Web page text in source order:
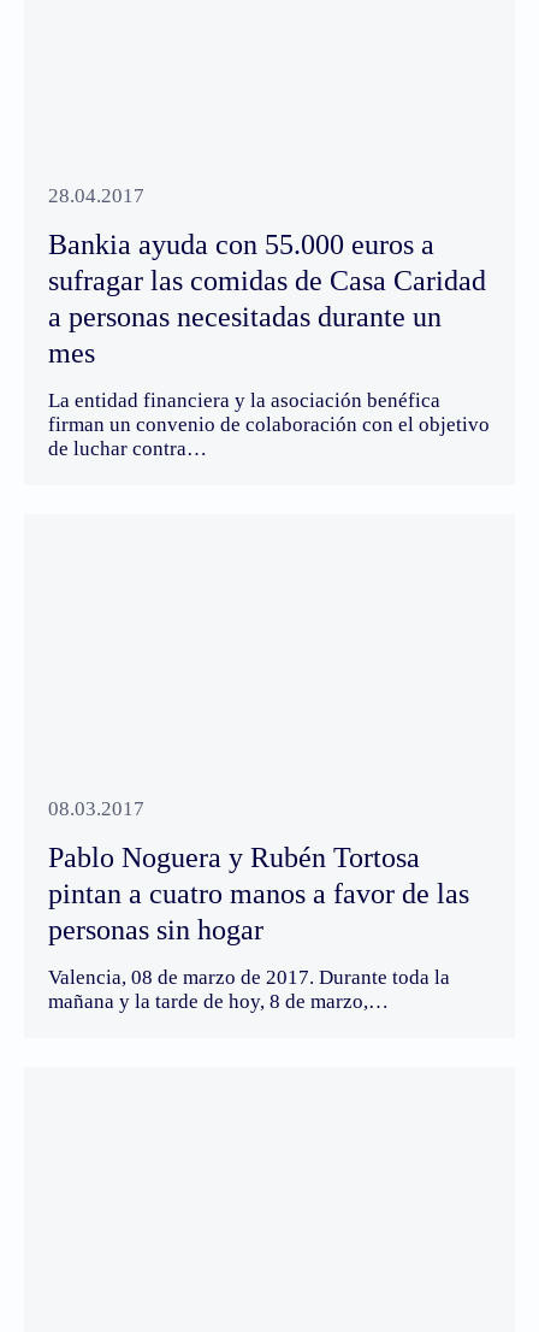
28.04.2017
Bankia ayuda con 55.000 euros a
sufragar las comidas de Casa Caridad
a personas necesitadas durante un
mes
La entidad financiera y la asociación benéfica
firman un convenio de colaboración con el objetivo
de luchar contra…
08.03.2017
Pablo Noguera y Rubén Tortosa
pintan a cuatro manos a favor de las
personas sin hogar
Valencia, 08 de marzo de 2017. Durante toda la
mañana y la tarde de hoy, 8 de marzo,…